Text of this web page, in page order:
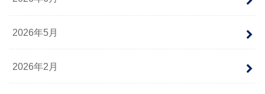
2026年5月
2026年2月